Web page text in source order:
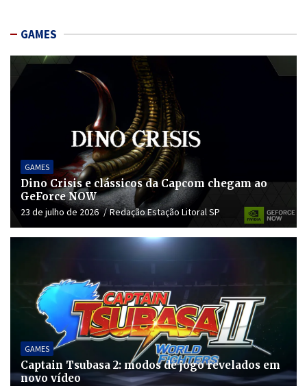
GAMES
GAMES
Dino Crisis e clássicos da Capcom chegam ao
GeForce NOW
23 de julho de 2026 Redação Estação Litoral SP
GAMES
Captain Tsubasa 2: modos de jogo revelados em
novo vídeo